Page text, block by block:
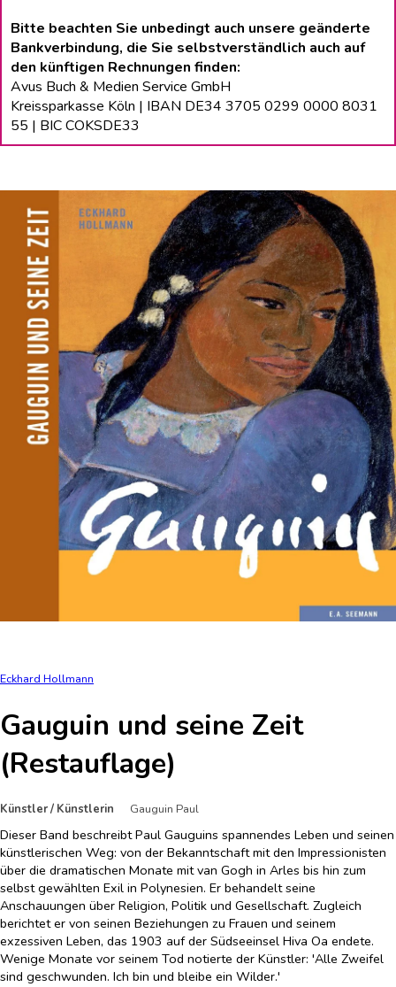
Bitte beachten Sie unbedingt auch unsere geänderte
Bankverbindung, die Sie selbstverständlich auch auf
den künftigen Rechnungen finden:
Avus Buch & Medien Service GmbH
Kreissparkasse Köln | IBAN DE34 3705 0299 0000 8031
55 | BIC COKSDE33
Eckhard Hollmann
Gauguin und seine Zeit
(Restauflage)
Künstler / Künstlerin Gauguin Paul
Dieser Band beschreibt Paul Gauguins spannendes Leben und seinen
künstlerischen Weg: von der Bekanntschaft mit den Impressionisten
über die dramatischen Monate mit van Gogh in Arles bis hin zum
selbst gewählten Exil in Polynesien. Er behandelt seine
Anschauungen über Religion, Politik und Gesellschaft. Zugleich
berichtet er von seinen Beziehungen zu Frauen und seinem
exzessiven Leben, das 1903 auf der Südseeinsel Hiva Oa endete.
Wenige Monate vor seinem Tod notierte der Künstler: 'Alle Zweifel
sind geschwunden. Ich bin und bleibe ein Wilder.'